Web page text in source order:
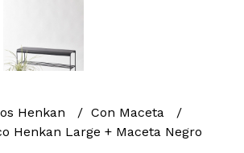
Henkan
Con Maceta
Henkan Large + Maceta Negro